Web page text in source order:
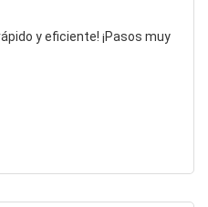
y eficiente! ¡Pasos muy